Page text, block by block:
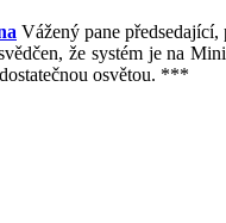
Vážený pane předsedající,
že systém je na
osvětou. ***